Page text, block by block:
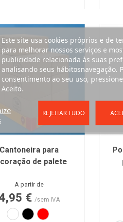
Cantoneira para
de palete
Preço
A partir de
€ /sem IVA
BrancoPreto Vermelho
Este site usa cookies próprios e de
para melhorar nossos serviços e
publicidade relacionada às suas
analisando seus hábitosnavegação.
consentimento ao seu uso,
Aceito.
REJEITAR TUDO